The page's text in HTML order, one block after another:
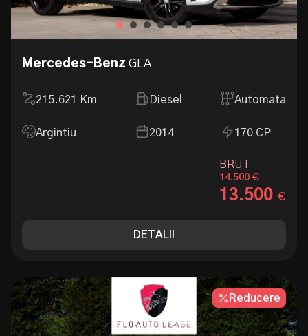
Mercedes-Benz GLA
215.621 Km
Argintiu
Diesel
2014
Automata
170 CP
BRUT
14.500 €
13.500 €
DETALII
Reducere